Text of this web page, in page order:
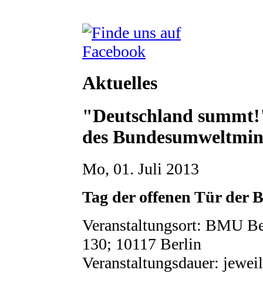
Aktuelles
"Deutschland
des
Mo, 01. Juli 2013
Tag der offenen Tür der
Veranstaltungsort: BMU
130; 10117 Berlin
Veranstaltungsdauer: